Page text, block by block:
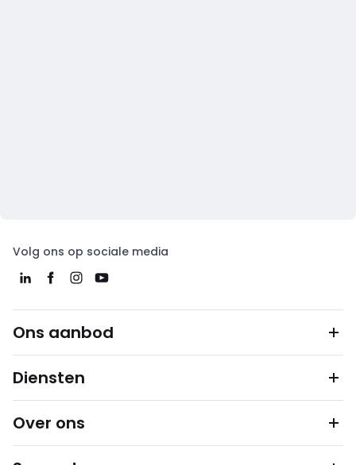
Volg ons op sociale media
Ons aanbod
Diensten
Over ons